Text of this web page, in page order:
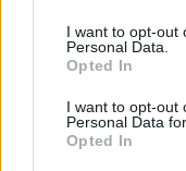
I want to opt-out
Personal Data.
Opted In
I want to opt-out
Personal Data
Opted In
Az előfizetés a
Portfolio.hu
Kötéslisták:
kötéslistái